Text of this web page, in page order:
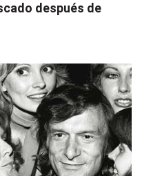
después de